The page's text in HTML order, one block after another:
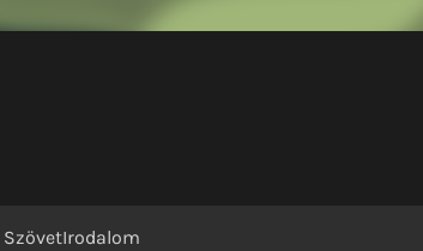
SzövetIrodalom